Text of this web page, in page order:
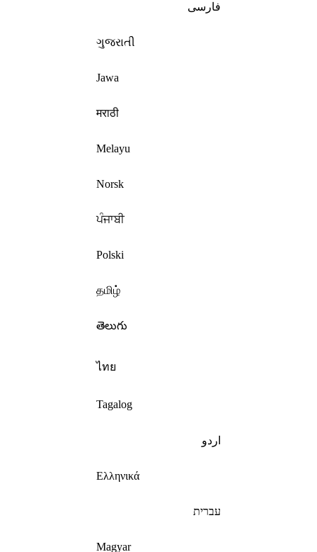
فارسی
ગુજરાતી
Jawa
मराठी
Melayu
Norsk
ਪੰਜਾਬੀ
Polski
தமிழ்
తెలుగు
ไทย
Tagalog
اردو
Ελληνικά
עברית
Magyar